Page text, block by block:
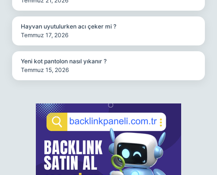
Hayvan uyutulurken acı çeker mi ?
Temmuz 17, 2026
Yeni kot pantolon nasıl yıkanır ?
Temmuz 15, 2026